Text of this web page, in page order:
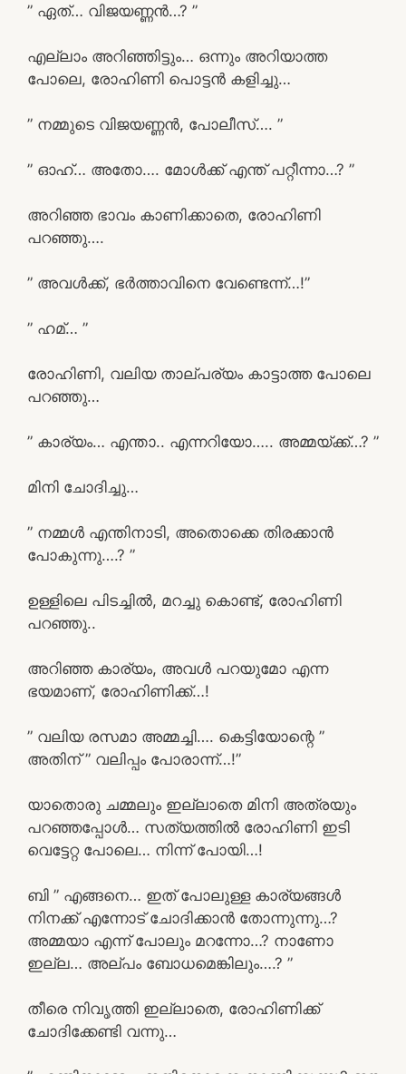
” ഏത്… വിജയണ്ണൻ…? ”
എല്ലാം അറിഞ്ഞിട്ടും… ഒന്നും അറിയാത്ത
പോലെ, രോഹിണി പൊട്ടൻ കളിച്ചു…
” നമ്മുടെ വിജയണ്ണൻ, പോലീസ്…. ”
” ഓഹ്… അതോ…. മോൾക്ക് എന്ത് പറ്റീന്നാ…? ”
അറിഞ്ഞ ഭാവം കാണിക്കാതെ, രോഹിണി
പറഞ്ഞു….
” അവൾക്ക്, ഭർത്താവിനെ വേണ്ടെന്ന്…!”
” ഹമ്… ”
രോഹിണി, വലിയ താല്പര്യം കാട്ടാത്ത പോലെ
പറഞ്ഞു…
” കാര്യം… എന്താ.. എന്നറിയോ….. അമ്മയ്ക്ക്…? ”
മിനി ചോദിച്ചു…
” നമ്മൾ എന്തിനാടി, അതൊക്കെ തിരക്കാൻ
പോകുന്നു….? ”
ഉള്ളിലെ പിടച്ചിൽ, മറച്ചു കൊണ്ട്, രോഹിണി
പറഞ്ഞു..
അറിഞ്ഞ കാര്യം, അവൾ പറയുമോ എന്ന
ഭയമാണ്, രോഹിണിക്ക്…!
” വലിയ രസമാ അമ്മച്ചി…. കെട്ടിയോന്റെ ”
അതിന് ” വലിപ്പം പോരാന്ന്…!”
യാതൊരു ചമ്മലും ഇല്ലാതെ മിനി അത്രയും
പറഞ്ഞപ്പോൾ… സത്യത്തിൽ രോഹിണി ഇടി
വെട്ടേറ്റ പോലെ… നിന്ന് പോയി…!
ബി ” എങ്ങനെ… ഇത് പോലുള്ള കാര്യങ്ങൾ
നിനക്ക് എന്നോട് ചോദിക്കാൻ തോന്നുന്നു…?
അമ്മയാ എന്ന് പോലും മറന്നോ…? നാണോ
ഇല്ല… അല്പം ബോധമെങ്കിലും….? ”
തീരെ നിവൃത്തി ഇല്ലാതെ, രോഹിണിക്ക്
ചോദിക്കേണ്ടി വന്നു…